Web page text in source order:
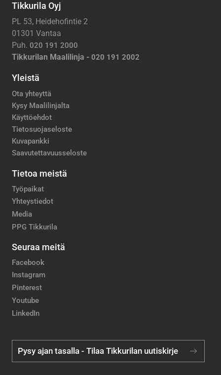
Tikkurila Oyj
PL 53, Heidehofintie 2
01301 Vantaa
Puh. 020 191 2000
Tikkurilan Maalilinja - 020 191 2002
Yleistä
Ota yhteyttä
Kysy Maalilinjalta
Käyttöehdot
Tietosuojaseloste
Kuvapankki
Saavutettavuusseloste
Tietoa meistä
Työpaikat
Yhteystiedot
Media
PPG Tikkurila
Seuraa meitä
Facebook
Instagram
Pinterest
Youtube
LinkedIn
Pysy ajan tasalla - Tilaa Tikkurilan uutiskirje